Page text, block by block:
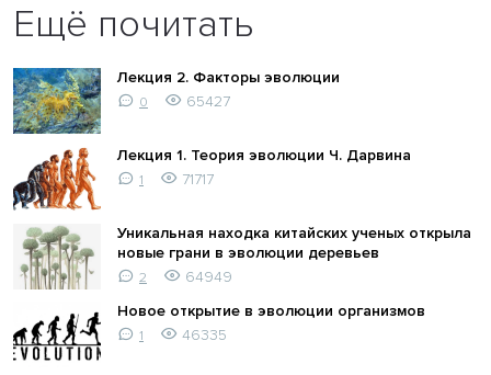
Ещё почитать
Лекция 2. Факторы эволюции
0 65427
Лекция 1. Теория эволюции Ч. Дарвина
1 71717
Уникальная находка китайских ученых открыла
новые грани в эволюции деревьев
2
64949
Новое открытие в эволюции организмов
1 46335